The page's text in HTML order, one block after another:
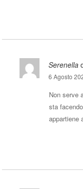
Serenella
6 Agosto
Non serve
sta
appartiene